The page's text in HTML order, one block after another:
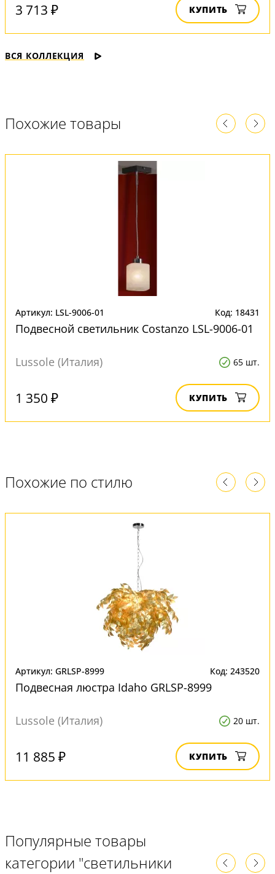
3 713 ₽ КУПИТЬ
ВСЯ КОЛЛЕКЦИЯ
Похожие товары
Артикул: LSL-9006-01 Код: 18431
Подвесной светильник Costanzo LSL-9006-01
Lussole (Италия) 65 шт.
1 350 ₽ КУПИТЬ
Похожие по стилю
Артикул: GRLSP-8999 Код: 243520
Подвесная люстра Idaho GRLSP-8999
Lussole (Италия) 20 шт.
11 885 ₽ КУПИТЬ
Популярные товары
категории "светильники